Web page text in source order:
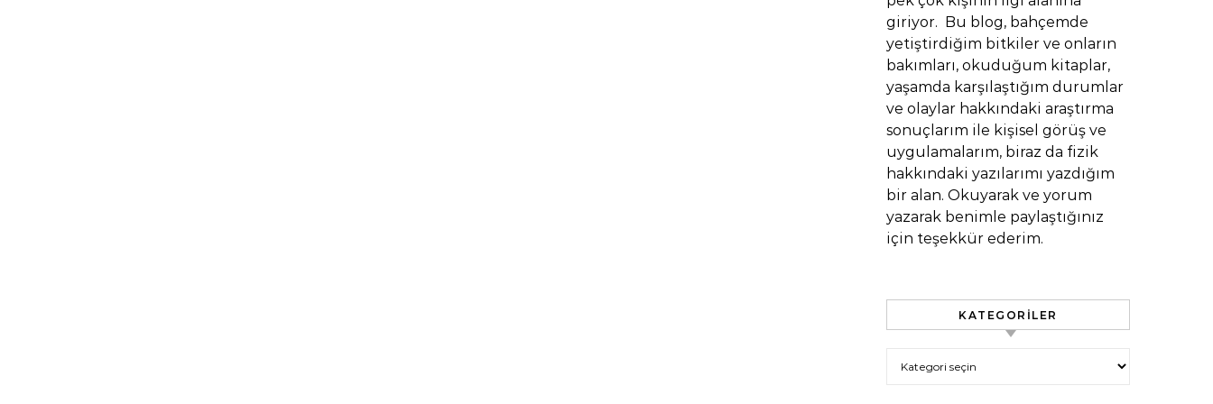
giriyor. Bu blog, bahçemde
yetiştirdiğim bitkiler ve onların
bakımları, okuduğum kitaplar,
yaşamda karşılaştığım durumlar
ve olaylar hakkındaki araştırma
sonuçlarım ile kişisel görüş ve
uygulamalarım, biraz da fizik
hakkındaki yazılarımı yazdığım
bir alan. Okuyarak ve yorum
yazarak benimle paylaştığınız
için teşekkür ederim.
KATEGORILER